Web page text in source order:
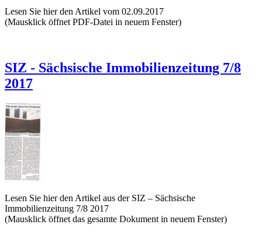
Lesen Sie hier den Artikel vom 02.09.2017
(Mausklick öffnet PDF-Datei in neuem Fenster)
SIZ - Sächsische Immobilienzeitung 7/8
2017
Lesen Sie hier den Artikel aus der SIZ – Sächsische
Immobilienzeitung 7/8 2017
(Mausklick öffnet das gesamte Dokument in neuem Fenster)